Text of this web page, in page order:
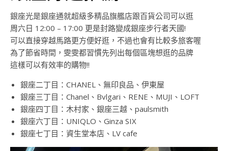
銀座光是銀座通就超級多精品旗艦店跟百貨公司可以逛
周六日 12:00 – 17:00 更是封路變成銀座步行者天國!
可以直接穿越馬路更方便好逛，不過也會有比較多旅客喔
為了節省時間，雯雯都習慣先列出每個區塊想逛的品牌
這樣可以有效率的購物!!
銀座二丁目：CHANEL、無印良品、伊東屋
銀座三丁目：Chanel、Bvlgari、RENE、MUJI、LOFT
銀座四丁目：木村家、銀座三越、paulsmith
銀座六丁目：UNIQLO、Ginza SIX
銀座七丁目：資生堂本店、LV cafe